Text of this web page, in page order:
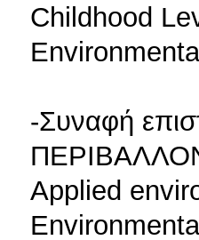
Childhood
-Συναφή
Applied